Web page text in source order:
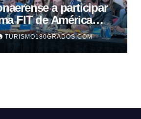
a participar
FIT de América
TURISMO180GRADOS.COM